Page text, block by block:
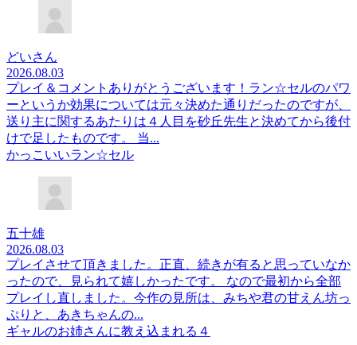
どいさん
2026.08.03
プレイ＆コメントありがとうございます！ラン☆セルのパワ
ーというか効果については元々決めた通りだったのですが、
送り主に関するあたりは４人目を砂丘先生と決めてから後付
けで足したものです。 当...
かっこいいラン☆セル
五十雄
2026.08.03
プレイさせて頂きました。正直、続きが有ると思っていなか
ったので、見られて嬉しかったです。 なので最初から全部
プレイし直しました。今作の見所は、みちや君の甘えん坊っ
ぷりと、あきちゃんの...
ギャルのお姉さんに教え込まれる４